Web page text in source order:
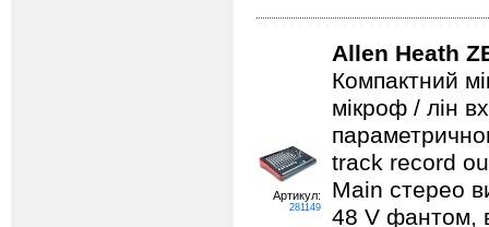
Артикул:
281149
Allen Heath
Компактний
мікроф / лін
track record
Main стерео
48 V фантом,